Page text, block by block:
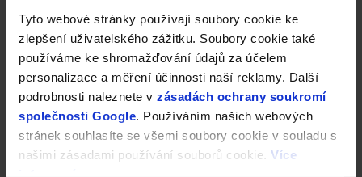
Tyto webové stránky používají soubory cookie ke
zlepšení uživatelského zážitku. Soubory cookie také
používáme ke shromažďování údajů za účelem
personalizace a měření účinnosti naší reklamy. Další
podrobnosti naleznete v zásadách ochrany soukromí
společnosti Google . Používáním našich webových
stránek souhlasíte se všemi soubory cookie v souladu s
našimi zásadami používání souborů cookie. Více